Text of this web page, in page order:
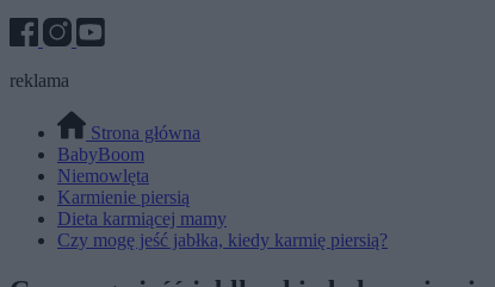
reklama
Strona główna
BabyBoom
Niemowlęta
Karmienie piersią
Dieta karmiącej mamy
Czy mogę jeść jabłka, kiedy karmię piersią?